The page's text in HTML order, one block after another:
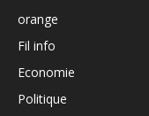
orange
Fil info
Economie
Politique